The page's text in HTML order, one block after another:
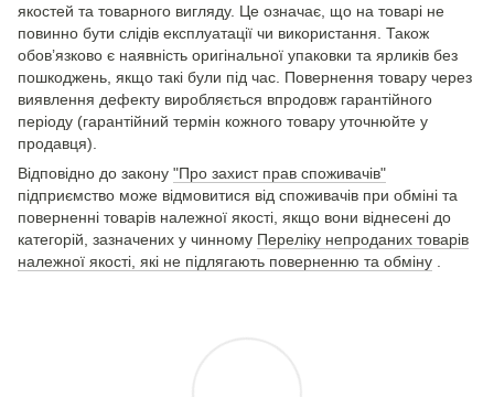
якостей та товарного вигляду. Це означає, що на товарі не
повинно бути слідів експлуатації чи використання. Також
обов’язково є наявність оригінальної упаковки та ярликів без
пошкоджень, якщо такі були під час. Повернення товару через
виявлення дефекту виробляється впродовж гарантійного
періоду (гарантійний термін кожного товару уточнюйте у
продавця).
Відповідно до закону "Про захист прав споживачів"
підприємство може відмовитися від споживачів при обміні та
поверненні товарів належної якості, якщо вони віднесені до
категорій, зазначених у чинному Переліку непроданих товарів
належної якості, які не підлягають поверненню та обміну